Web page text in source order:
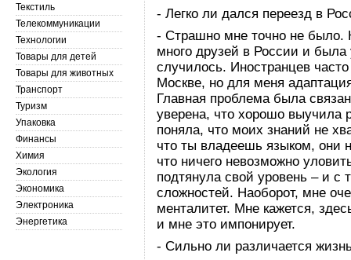
- Легко ли дался переезд в
- Страшно мне точно не было.
много друзей в России и была
случилось. Иностранцев
Москве, но для меня
Главная проблема была
уверена, что хорошо выучила
поняла, что моих знаний не
что ты владеешь языком, они
что ничего невозможно
подтянула свой уровень – и с
сложностей. Наоборот, мне
менталитет. Мне кажется,
и мне это импонирует.
- Сильно ли различается
Текстиль
Телекоммуникации
Технологии
Товары для детей
Товары для животных
Транспорт
Туризм
Упаковка
Финансы
Химия
Экология
Экономика
Электроника
Энергетика